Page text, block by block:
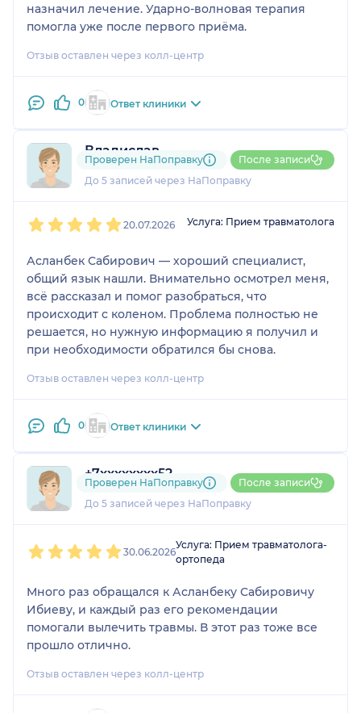
назначил лечение. Ударно-волновая терапия
помогла уже после первого приёма.
Отзыв оставлен через колл-центр
0 Ответ клиники
Владислав
2 отзыва
До 5 записей через НаПоправку
Проверен НаПоправку После записи
20.07.2026 Услуга: Прием травматолога
Асланбек Сабирович — хороший специалист,
общий язык нашли. Внимательно осмотрел меня,
всё рассказал и помог разобраться, что
происходит с коленом. Проблема полностью не
решается, но нужную информацию я получил и
при необходимости обратился бы снова.
Отзыв оставлен через колл-центр
0 Ответ клиники
+7xxxxxxxx52
1 отзыв
До 5 записей через НаПоправку
Проверен НаПоправку После записи
30.06.2026
Услуга: Прием травматолога-
ортопеда
Много раз обращался к Асланбеку Сабировичу
Ибиеву, и каждый раз его рекомендации
помогали вылечить травмы. В этот раз тоже все
прошло отлично.
Отзыв оставлен через колл-центр